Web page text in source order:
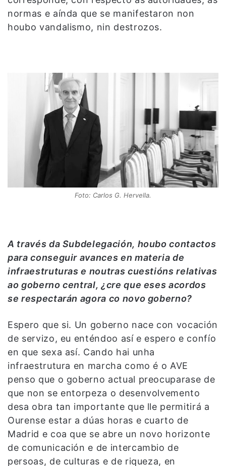
normas e aínda que se manifestaron non
houbo vandalismo, nin destrozos.
Foto: Carlos G. Hervella.
A través da Subdelegación, houbo contactos
para conseguir avances en materia de
infraestruturas e noutras cuestións relativas
ao goberno central, ¿cre que eses acordos
se respectarán agora co novo goberno?
Espero que si. Un goberno nace con vocación
de servizo, eu enténdoo así e espero e confío
en que sexa así. Cando hai unha
infraestrutura en marcha como é o AVE
penso que o goberno actual preocuparase de
que non se entorpeza o desenvolvemento
desa obra tan importante que lle permitirá a
Ourense estar a dúas horas e cuarto de
Madrid e coa que se abre un novo horizonte
de comunicación e de intercambio de
persoas, de culturas e de riqueza, en